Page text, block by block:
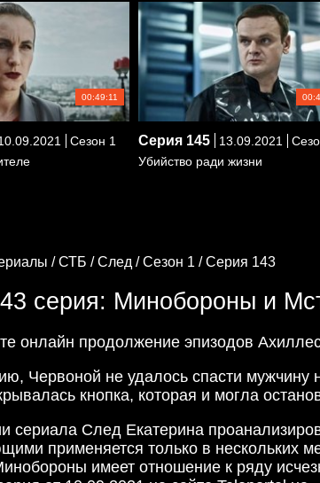
00:49:11
Сезон 1
Серия 145 13.09.2021
Убийство ради жизни
/СТБ /След /Сезон 1 /Серия 143
серия: Минобороны и
онлайн продолжение эпизодов
Червоной не удалось спасти мужчину
кнопка, которая и могла
сериала След Екатерина
применяется только в нескольких
имеет отношение к ряду